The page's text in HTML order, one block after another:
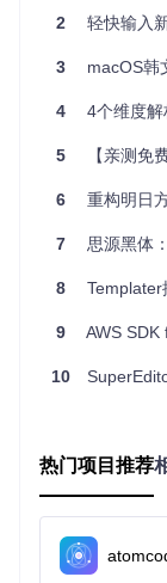
开源输入法如何
作为开源项目，
你可以修改键盘
录），甚至通过
辑，这种自由
哪些场景最
学术写作：如
对于需要大量输
输入功能可以显
入"논문"只需输
（如
0%。
的"智能上下文切
图：在系统偏好
2 轻快输入
3 macOS韩文
4 4个维度解析
5 【亲测免费
6 重构明日方
7 思源黑体
8 Templater
9 AWS SDK
10
热门项目推荐